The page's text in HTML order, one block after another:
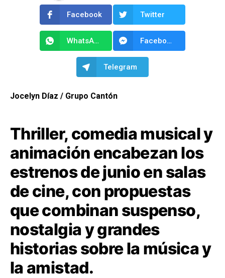
Facebook Twitter
WhatsApp Facebook Messenger
Telegram
Jocelyn Díaz / Grupo Cantón
Thriller, comedia musical y
animación encabezan los
estrenos de junio en salas
de cine, con propuestas
que combinan suspenso,
nostalgia y grandes
historias sobre la música y
la amistad.